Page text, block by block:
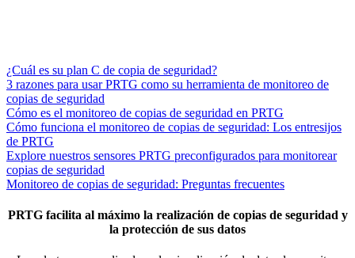
¿Cuál es su plan C de copia de seguridad?
3 razones para usar PRTG como su herramienta de monitoreo de
copias de seguridad
Cómo es el monitoreo de copias de seguridad en PRTG
Cómo funciona el monitoreo de copias de seguridad: Los entresijos
de PRTG
Explore nuestros sensores PRTG preconfigurados para monitorear
copias de seguridad
Monitoreo de copias de seguridad: Preguntas frecuentes
PRTG facilita al máximo la realización de copias de seguridad y
la protección de sus datos